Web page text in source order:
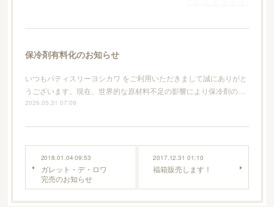
保冷剤有料化のお知らせ
いつもパティスリーヨシカワ をご利用いただきまして誠にありがと
うございます。現在、世界的な原材料不足の影響により保冷剤の…
2026.05.31 07:09
2018.01.04 09:53
ガレット・デ・ロワ
完売のお知らせ
2017.12.31 01:10
福箱販売します！